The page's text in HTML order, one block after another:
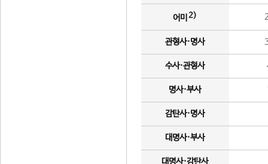
어미 2)
관형사·명사
수사·관형사
명사·부사
감탄사·명사
대명사·부사
대명사·감탄사